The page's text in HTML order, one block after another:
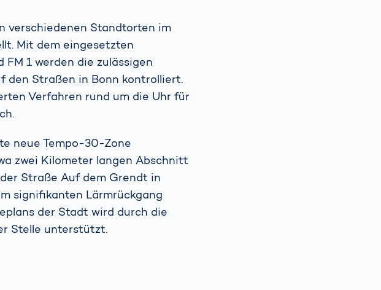
verschiedenen Standtorten im
Mit dem eingesetzten
FM 1 werden die zulässigen
den Straßen in Bonn kontrolliert.
Verfahren rund um die Uhr für
neue Tempo-30-Zone
zwei Kilometer langen Abschnitt
Straße Auf dem Grendt in
signifikanten Lärmrückgang
der Stadt wird durch die
Stelle unterstützt.